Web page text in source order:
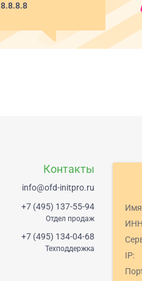
8.8.8.8
Контакты
info@ofd-initpro.ru
+7 (495) 137-55-94
Отдел продаж
+7 (495) 134-04-68
Техподдержка
IP: